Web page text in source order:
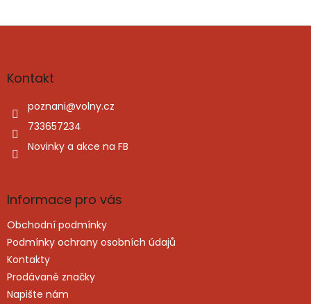
Z
aKontakt
poznani@volny.cz
733657234
Novinky a akce na FB
Informace pro vás
Obchodní podmínky
Podmínky ochrany osobních údajů
Kontakty
Prodávané značky
Napište nám